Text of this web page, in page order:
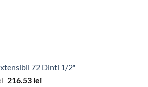
72 Dinti 1/2"
Prețul
216.53 leiPrețul